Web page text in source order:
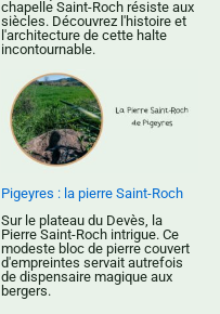
chapelle Saint-Roch résiste aux
siècles. Découvrez l'histoire et
l'architecture de cette halte
incontournable.
Pigeyres : la pierre Saint-Roch
Sur le plateau du Devès, la
Pierre Saint-Roch intrigue. Ce
modeste bloc de pierre couvert
d'empreintes servait autrefois
de dispensaire magique aux
bergers.